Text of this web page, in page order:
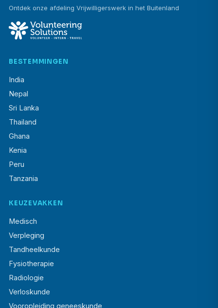
Ontdek onze afdeling Vrijwilligerswerk in het Buitenland
BESTEMMINGEN
India
Nepal
Sri Lanka
Thailand
Ghana
Kenia
Peru
Tanzania
KEUZEVAKKEN
Medisch
Verpleging
Tandheelkunde
Fysiotherapie
Radiologie
Verloskunde
Vooropleiding geneeskunde